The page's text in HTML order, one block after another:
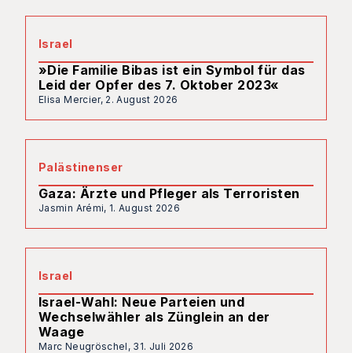
Israel
»Die Familie Bibas ist ein Symbol für das
Leid der Opfer des 7. Oktober 2023«
Elisa Mercier, 2. August 2026
Palästinenser
Gaza: Ärzte und Pfleger als Terroristen
Jasmin Arémi, 1. August 2026
Israel
Israel-Wahl: Neue Parteien und
Wechselwähler als Zünglein an der
Waage
Marc Neugröschel, 31. Juli 2026